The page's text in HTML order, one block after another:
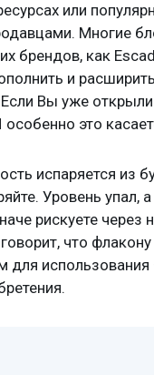
или
Многие
брендов, как
и
Вы уже
это
испаряется из
Уровень
рискуете
что
для